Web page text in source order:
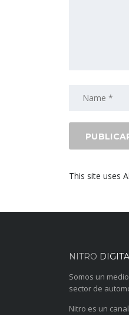
This site uses
NITRO
Somos un
sector de
Nitro es un